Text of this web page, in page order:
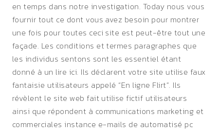
en temps dans notre investigation. Today nous vous
fournir tout ce dont vous avez besoin pour montrer
une fois pour toutes ceci site est peut-être tout une
façade. Les conditions et termes paragraphes que
les individus sentons sont les essentiel étant
donné à un lire ici. Ils déclarent votre site utilise faux
fantaisie utilisateurs appelé “En ligne Flirt”. Ils
révèlent le site web fait utilise fictif utilisateurs
ainsi que répondent à communications marketing et
commerciales instance e-mails de automatisé pc